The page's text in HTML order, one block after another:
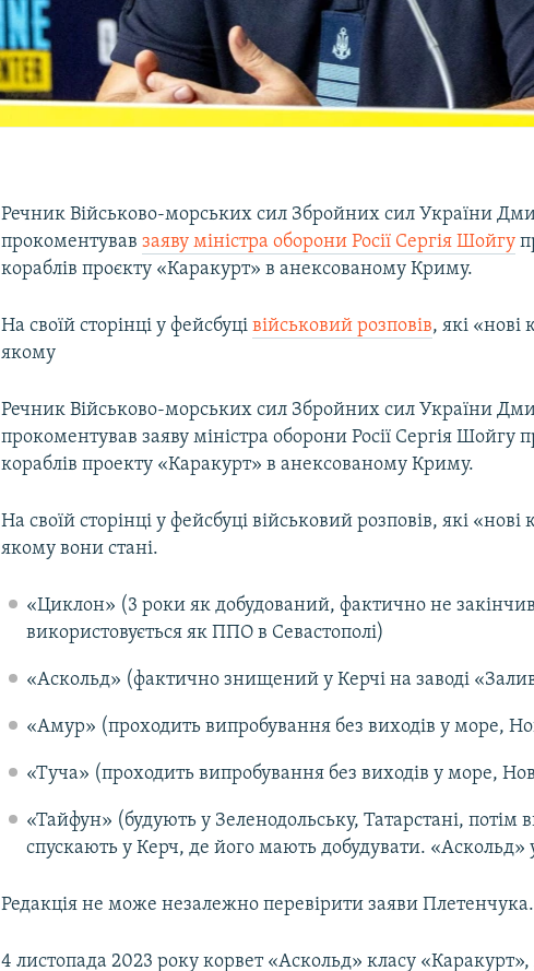
Речник Військово-морських сил Збройних сил України
прокоментувавзаяву міністра оборони Росії Сергія Шойгу
кораблів проєкту «Каракурт» в анексованому Криму.
На своїй сторінці у фейсбуцівійськовий розповів, які «нові
якому
Речник Військово-морських сил Збройних сил України
прокоментував заяву міністра оборони Росії Сергія Шойгу
кораблів проекту «Каракурт» в анексованому Криму.
На своїй сторінці у фейсбуці військовий розповів, які «нові
якому вони стані.
«Циклон» (3 роки як добудований, фактично не
використовується як ППО в Севастополі)
«Аскольд» (фактично знищений у Керчі на заводі
«Амур» (проходить випробування без виходів у море,
«Туча» (проходить випробування без виходів у море,
«Тайфун» (будують у Зеленодольську, Татарстані, потім
спускають у Керч, де його мають добудувати. «Аскольд»
Редакція не може незалежно перевірити заяви Плетенчука.
4 листопада 2023 року корвет «Аскольд» класу